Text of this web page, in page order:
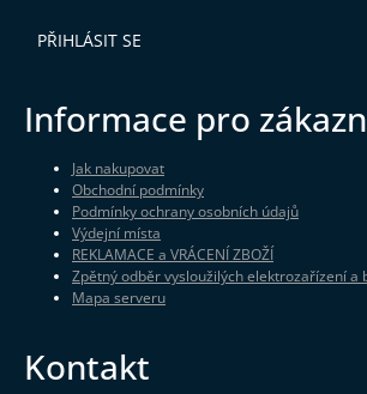
PŘIHLÁSIT SE
Informace pro
Jak nakupovat
Obchodní podmínky
Podmínky ochrany osobních údajů
Výdejní místa
REKLAMACE a VRÁCENÍ ZBOŽÍ
Zpětný odběr vysloužilých elektrozařízení a
Mapa serveru
Kontakt